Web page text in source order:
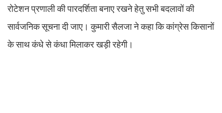
रोटेशन प्रणाली की पारदर्शिता बनाए रखने हेतु सभी बदलावों की
सार्वजनिक सूचना दी जाए। कुमारी सैलजा ने कहा कि कांग्रेस किसानों
के साथ कंधे से कंधा मिलाकर खड़ी रहेगी।